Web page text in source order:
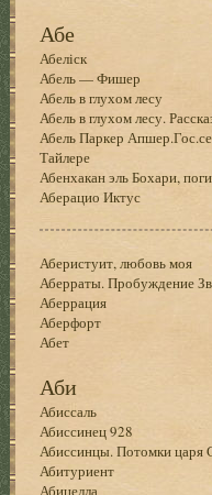
Абе
Абеліск
Абель — Фишер
Абель в глухом лесу
Абель в глухом лесу.
Абель Паркер
Тайлере
Абенхакан эль Бохари,
Аберацио Иктус
Аберистуит, любовь моя
Аберраты. Пробуждение
Аберрация
Аберфорт
Абет
Аби
Абиссаль
Абиссинец 928
Абиссинцы. Потомки царя
Абитуриент
Абицелла